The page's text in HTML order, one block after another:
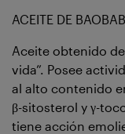
ACEITE DE
Aceite obtenido
vida”. Posee
al alto contenido
β-sitosterol y γ-
tiene acción